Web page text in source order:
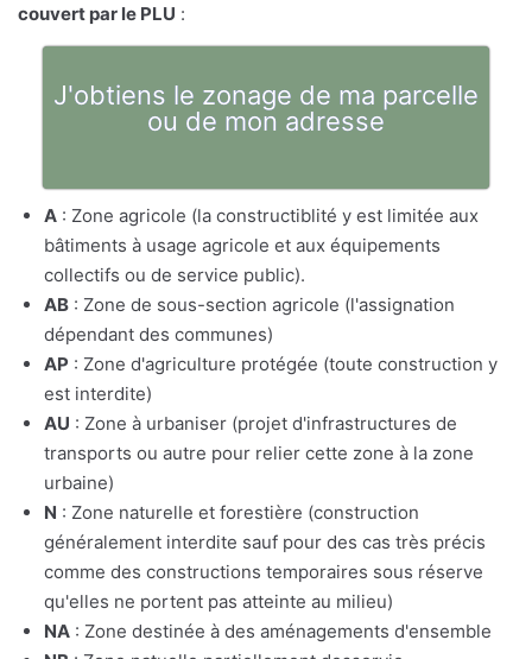
couvert par le PLU :
J'obtiens le zonage de ma parcelle
ou de mon adresse
A : Zone agricole (la constructiblité y est limitée aux
bâtiments à usage agricole et aux équipements
collectifs ou de service public).
AB : Zone de sous-section agricole (l'assignation
dépendant des communes)
AP : Zone d'agriculture protégée (toute construction y
est interdite)
AU : Zone à urbaniser (projet d'infrastructures de
transports ou autre pour relier cette zone à la zone
urbaine)
N : Zone naturelle et forestière (construction
généralement interdite sauf pour des cas très précis
comme des constructions temporaires sous réserve
qu'elles ne portent pas atteinte au milieu)
NA : Zone destinée à des aménagements d'ensemble